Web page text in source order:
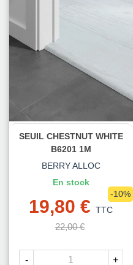
SEUIL CHESTNUT WHITE
B6201 1M
BERRY ALLOC
En stock
19,80 € TTC
22,00 €
-10%
- +